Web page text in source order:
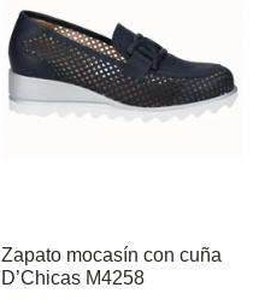
Zapato mocasín con cuña
D’Chicas M4258